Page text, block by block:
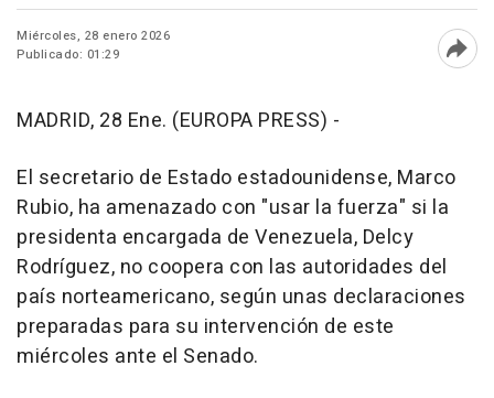
Miércoles, 28 enero 2026
Publicado: 01:29
MADRID, 28 Ene. (EUROPA PRESS) -
El secretario de Estado estadounidense, Marco
Rubio, ha amenazado con "usar la fuerza" si la
presidenta encargada de Venezuela, Delcy
Rodríguez, no coopera con las autoridades del
país norteamericano, según unas declaraciones
preparadas para su intervención de este
miércoles ante el Senado.